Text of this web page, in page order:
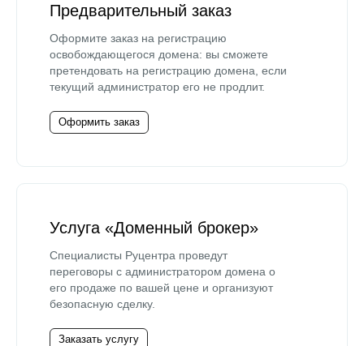
Предварительный заказ
Оформите заказ на регистрацию
освобождающегося домена: вы сможете
претендовать на регистрацию домена, если
текущий администратор его не продлит.
Оформить заказ
Услуга «Доменный брокер»
Специалисты Руцентра проведут
переговоры с администратором домена о
его продаже по вашей цене и организуют
безопасную сделку.
Заказать услугу